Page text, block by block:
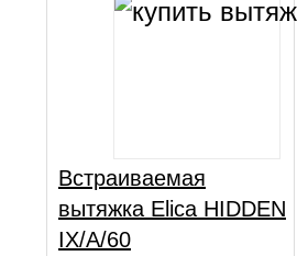
Встраиваемая
вытяжка Elica HIDDEN
IX/A/60